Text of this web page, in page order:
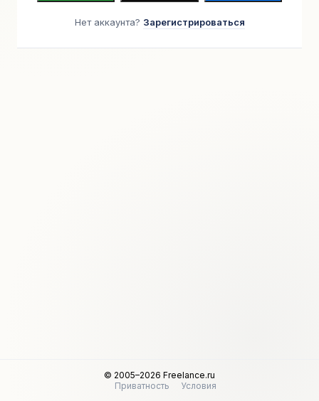
Нет аккаунта? Зарегистрироваться
© 2005–2026 Freelance.ru
Приватность
Условия